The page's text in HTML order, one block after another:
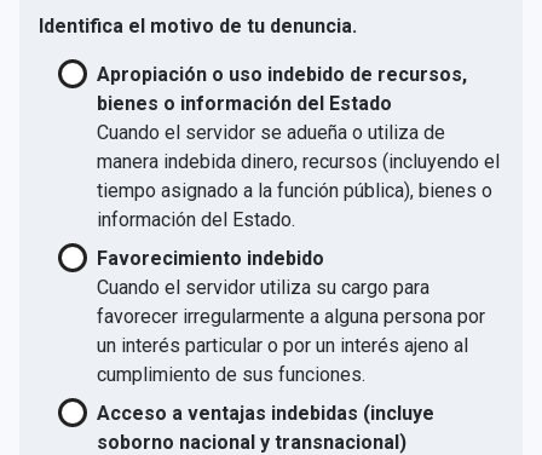
Identifica el motivo de tu denuncia.
Apropiación o uso indebido de recursos,
bienes o información del Estado
Cuando el servidor se adueña o utiliza de
manera indebida dinero, recursos (incluyendo el
tiempo asignado a la función pública), bienes o
información del Estado.
Favorecimiento indebido
Cuando el servidor utiliza su cargo para
favorecer irregularmente a alguna persona por
un interés particular o por un interés ajeno al
cumplimiento de sus funciones.
Acceso a ventajas indebidas (incluye
soborno nacional y transnacional)